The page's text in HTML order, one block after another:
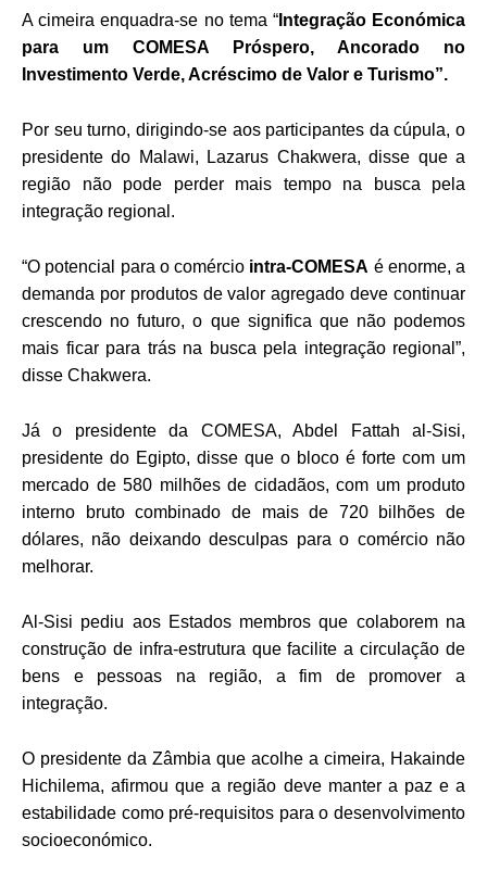
A cimeira enquadra-se no tema “Integração Económica
para um COMESA Próspero, Ancorado no
Investimento Verde, Acréscimo de Valor e Turismo”.
Por seu turno, dirigindo-se aos participantes da cúpula, o
presidente do Malawi, Lazarus Chakwera, disse que a
região não pode perder mais tempo na busca pela
integração regional.
“O potencial para o comércio intra-COMESA é enorme, a
demanda por produtos de valor agregado deve continuar
crescendo no futuro, o que significa que não podemos
mais ficar para trás na busca pela integração regional”,
disse Chakwera.
Já o presidente da COMESA, Abdel Fattah al-Sisi,
presidente do Egipto, disse que o bloco é forte com um
mercado de 580 milhões de cidadãos, com um produto
interno bruto combinado de mais de 720 bilhões de
dólares, não deixando desculpas para o comércio não
melhorar.
Al-Sisi pediu aos Estados membros que colaborem na
construção de infra-estrutura que facilite a circulação de
bens e pessoas na região, a fim de promover a
integração.
O presidente da Zâmbia que acolhe a cimeira, Hakainde
Hichilema, afirmou que a região deve manter a paz e a
estabilidade como pré-requisitos para o desenvolvimento
socioeconómico.